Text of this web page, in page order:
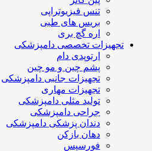
تنس فیزیوتراپی
بریس های طبی
اره گچ بری
تجهیزات تخصصی دامپزشکی
ارتوپدی دام
پشم چین و مو چین
تجهیزات جانبی دامپزشکی
تجهیزات مهاری
تولید مثلی دامپزشکی
جراحی دامپزشکی
دندان پزشکی دامپزشکی
دهان بازکن
فورسپس